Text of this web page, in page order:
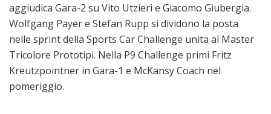
aggiudica Gara-2 su Vito Utzieri e Giacomo Giubergia.
Wolfgang Payer e Stefan Rupp si dividono la posta
nelle sprint della Sports Car Challenge unita al Master
Tricolore Prototipi. Nella P9 Challenge primi Fritz
Kreutzpointner in Gara-1 e McKansy Coach nel
pomeriggio.